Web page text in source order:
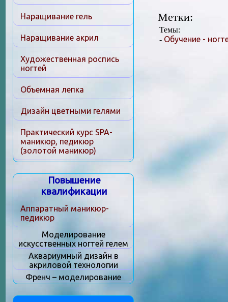
Метки:
Темы:
- Обучение -
Наращивание гель
Наращивание акрил
Художественная роспись
ногтей
Объемная лепка
Дизайн цветными гелями
Практический курс SPA-
маникюр, педикюр
(золотой маникюр)
Повышение
квалификации
Аппаратный маникюр-
педикюр
Моделирование
искусственных ногтей гелем
Аквариумный дизайн в
акриловой технологии
Френч – моделирование